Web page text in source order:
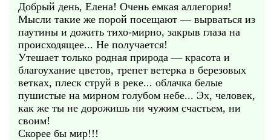
Добрый день, Елена! Очень емкая аллегория!
Мысли такие же порой посещают — вырваться из
паутины и дожить тихо-мирно, закрыв глаза на
происходящее... Не получается!
Утешает только родная природа — красота и
благоухание цветов, трепет ветерка в березовых
ветках, плеск струй в реке... облачка белые
пушистые на мирном голубом небе... Эх, человек,
как же ты не дорожишь ни чужим счастьем, ни
своим!
Скорее бы мир!!!